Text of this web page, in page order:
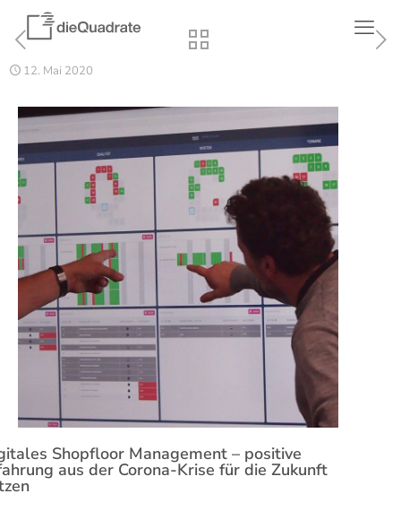
12. Mai 2020
Shopfloor Management – positive
aus der Corona-Krise für die Zukunft